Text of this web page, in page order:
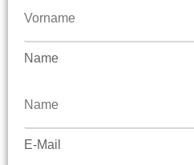
Name
E-Mail